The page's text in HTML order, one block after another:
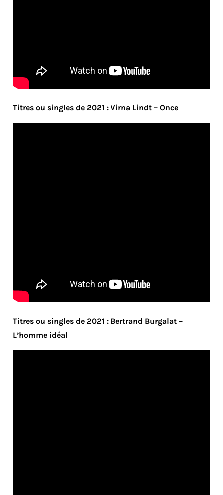
Titres ou singles de 2021 : Virna Lindt – Once
Titres ou singles de 2021 : Bertrand Burgalat –
L’homme idéal